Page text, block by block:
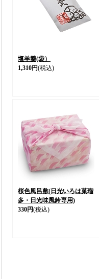
塩羊羹(袋）
1,310円(税込)
桜色風呂敷(日光いろは菓瑠
多・日光味風鈴専用)
330円(税込)